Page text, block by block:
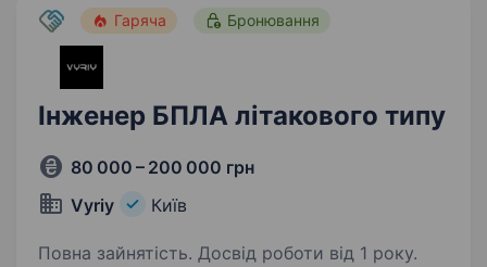
Гаряча Бронювання
Інженер БПЛА літакового типу
80 000 – 200 000 грн
Vyriy
Київ
Повна зайнятість. Досвід роботи від 1 року.